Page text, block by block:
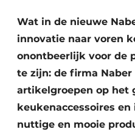
Vacature aanmelden
Video’s
Werkbladen
Meubelbeslag &
Wat in de nieuwe
innovatie naar voren
onontbeerlijk voor de
te zijn: de firma
artikelgroepen op het
keukenaccessoires
nuttige en mooie